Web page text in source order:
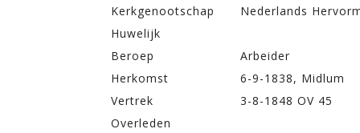
Kerkgenootschap
Nederlands
Huwelijk
Beroep
Arbeider
Herkomst
6-9-1838, Midlum
Vertrek
3-8-1848 OV 45
Overleden